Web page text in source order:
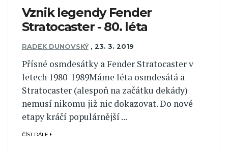
Vznik legendy Fender
Stratocaster - 80. léta
RADEK DUNOVSKÝ , 23. 3. 2019
Přísné osmdesátky a Fender Stratocaster v
letech 1980-1989Máme léta osmdesátá a
Stratocaster (alespoň na začátku dekády)
nemusí nikomu již nic dokazovat. Do nové
etapy kráčí populárnější ...
ČÍST DÁLE